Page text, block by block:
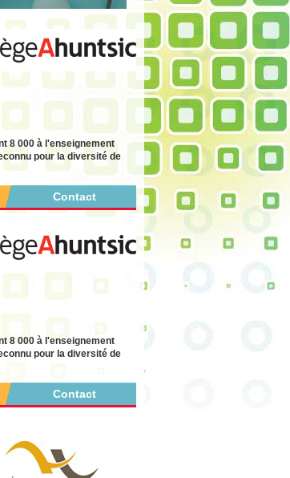
8 000 à l'enseignement
pour la diversité de
Contact
8 000 à l'enseignement
pour la diversité de
Contact